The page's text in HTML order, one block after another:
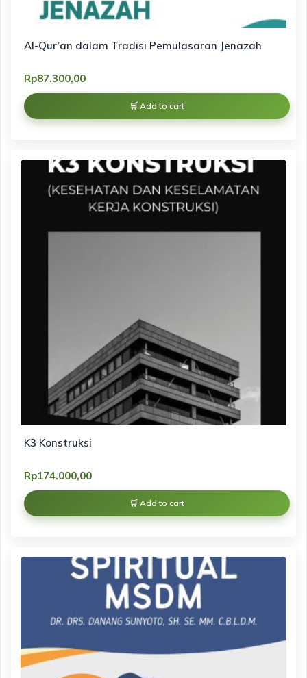
Al-Qur’an dalam Tradisi Pemulasaran Jenazah
Rp87.300,00
Add to cart
K3 Konstruksi
Rp174.000,00
Add to cart